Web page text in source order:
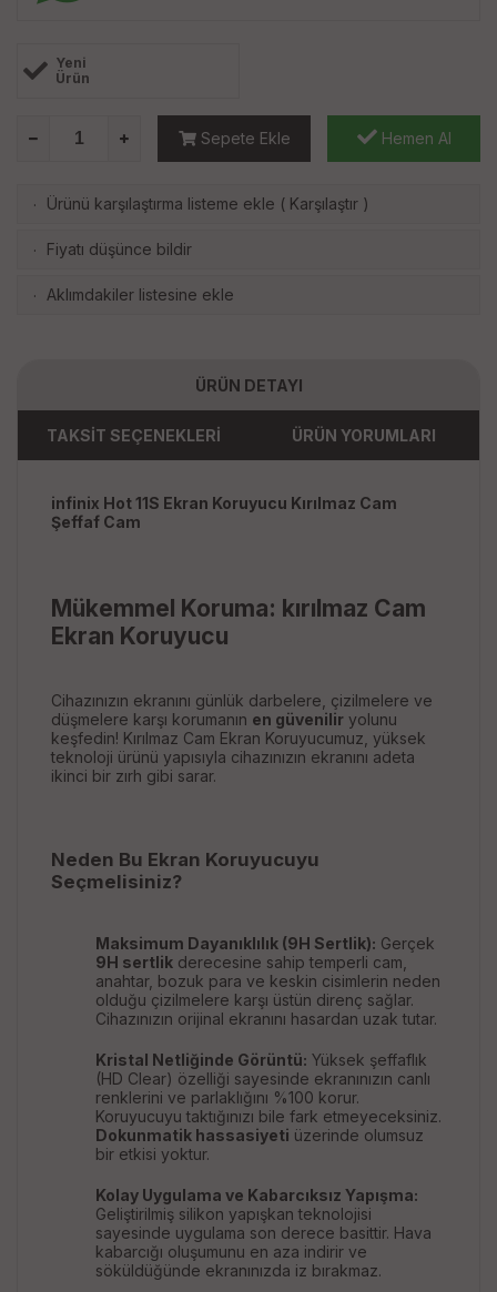
Yeni
Ürün
Sepete Ekle Hemen Al
· Ürünü karşılaştırma listeme ekle ( Karşılaştır )
· Fiyatı düşünce bildir
· Aklımdakiler listesine ekle
ÜRÜN DETAYI
TAKSİT SEÇENEKLERİ ÜRÜN YORUMLARI
infinix Hot 11S Ekran Koruyucu Kırılmaz Cam
Şeffaf Cam
Mükemmel Koruma: kırılmaz Cam
Ekran Koruyucu
Cihazınızın ekranını günlük darbelere, çizilmelere ve
düşmelere karşı korumanın en güvenilir yolunu
keşfedin! Kırılmaz Cam Ekran Koruyucumuz, yüksek
teknoloji ürünü yapısıyla cihazınızın ekranını adeta
ikinci bir zırh gibi sarar.
Neden Bu Ekran Koruyucuyu
Seçmelisiniz?
Maksimum Dayanıklılık (9H Sertlik): Gerçek
9H sertlik derecesine sahip temperli cam,
anahtar, bozuk para ve keskin cisimlerin neden
olduğu çizilmelere karşı üstün direnç sağlar.
Cihazınızın orijinal ekranını hasardan uzak tutar.
Kristal Netliğinde Görüntü: Yüksek şeffaflık
(HD Clear) özelliği sayesinde ekranınızın canlı
renklerini ve parlaklığını %100 korur.
Koruyucuyu taktığınızı bile fark etmeyeceksiniz.
Dokunmatik hassasiyeti üzerinde olumsuz
bir etkisi yoktur.
Kolay Uygulama ve Kabarcıksız Yapışma:
Geliştirilmiş silikon yapışkan teknolojisi
sayesinde uygulama son derece basittir. Hava
kabarcığı oluşumunu en aza indirir ve
söküldüğünde ekranınızda iz bırakmaz.